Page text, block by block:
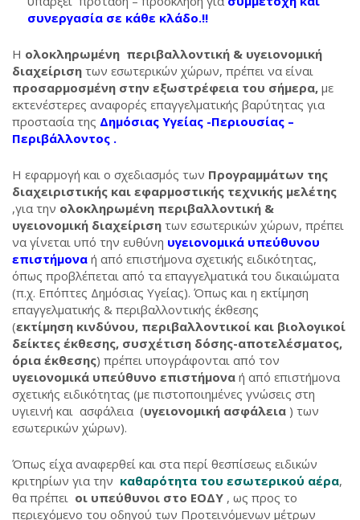
συνεργασία σε κάθε κλάδο.!!
Η ολοκληρωμένη περιβαλλοντική & υγειονομική
διαχείριση των εσωτερικών χώρων, πρέπει να είναι
προσαρμοσμένη στην εξωστρέφεια του σήμερα, με
εκτενέστερες αναφορές επαγγελματικής βαρύτητας για
προστασία της Δημόσιας Υγείας -Περιουσίας –
Περιβάλλοντος .
Η εφαρμογή και ο σχεδιασμός των Προγραμμάτων της
διαχειριστικής και εφαρμοστικής τεχνικής μελέτης
,για την ολοκληρωμένη περιβαλλοντική &
υγειονομική διαχείριση των εσωτερικών χώρων, πρέπει
να γίνεται υπό την ευθύνη υγειονομικά υπεύθυνου
επιστήμονα ή από επιστήμονα σχετικής ειδικότητας,
όπως προβλέπεται από τα επαγγελματικά του δικαιώματα
(π.χ. Επόπτες Δημόσιας Υγείας). Όπως και η εκτίμηση
επαγγελματικής & περιβαλλοντικής έκθεσης
(εκτίμηση κινδύνου, περιβαλλοντικοί και βιολογικοί
δείκτες έκθεσης, συσχέτιση δόσης-αποτελέσματος,
όρια έκθεσης) πρέπει υπογράφονται από τον
υγειονομικά υπεύθυνο επιστήμονα ή από επιστήμονα
σχετικής ειδικότητας (με πιστοποιημένες γνώσεις στη
υγιεινή και ασφάλεια (υγειονομική ασφάλεια ) των
εσωτερικών χώρων).
Όπως είχα αναφερθεί και στα περί θεσπίσεως ειδικών
κριτηρίων για την καθαρότητα του εσωτερικού αέρα,
θα πρέπει οι υπεύθυνοι στο ΕΟΔΥ , ως προς το
περιεχόμενο του οδηγού των Προτεινόμενων μέτρων